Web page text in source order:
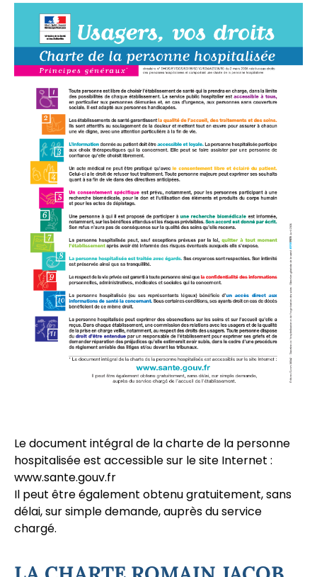
Le document intégral de la charte de la personne
hospitalisée est accessible sur le site Internet :
www.sante.gouv.fr
Il peut être également obtenu gratuitement, sans
délai, sur simple demande, auprès du service
chargé.